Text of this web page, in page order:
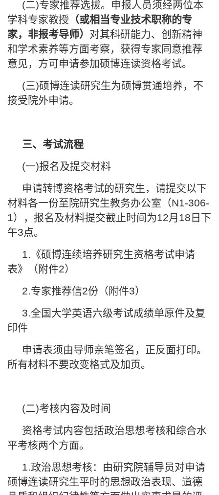
(二)专家推荐选拔。申报人员须经两位本
学科专家教授 （或相当专业技术职称的专
家，非报考导师） 对其科研能力、创新精神
和学术素养等方面考察，获得专家同意推荐
意见，方可申请参加硕博连读资格考试。
(三)硕博连读研究生为硕博贯通培养，不
接受院外申请。
三、 考试流程
(一)报名及提交材料
申请转博资格考试的研究生，请提交以下
材料各一份至院研究生教务办公室（N1-306-
1），报名及材料提交截止时间为12月18日下
午3点。
1.《硕博连续培养研究生资格考试申请
表》（附件2）
2.专家推荐信2份（附件3）
3.全国大学英语六级考试成绩单原件及复
印件
申请表须由导师亲笔签名，正反面打印。
所有材料不要改变格式及加页。
(二)考核内容及时间
资格考试内容包括政治思想考核和综合水
平考核两个方面。
1.政治思想考核：由研究院辅导员对申请
硕博连读研究生平时的思想政治表现、道德